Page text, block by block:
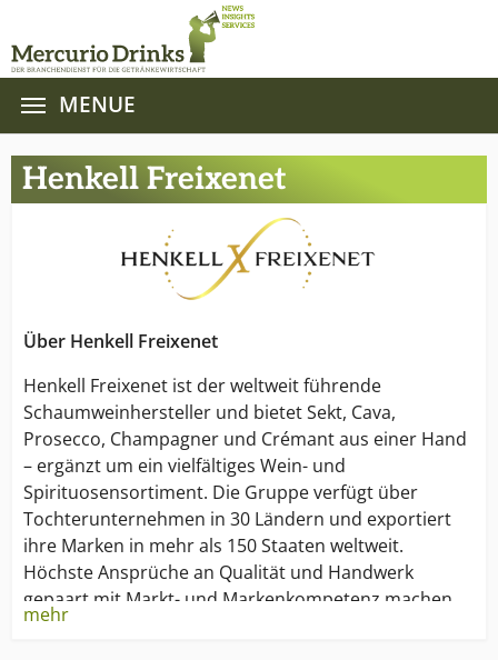
MENUE
Henkell Freixenet
Über Henkell Freixenet
Henkell Freixenet ist der weltweit führende
Schaumweinhersteller und bietet Sekt, Cava,
Prosecco, Champagner und Crémant aus einer Hand
– ergänzt um ein vielfältiges Wein- und
Spirituosensortiment. Die Gruppe verfügt über
Tochterunternehmen in 30 Ländern und exportiert
ihre Marken in mehr als 150 Staaten weltweit.
Höchste Ansprüche an Qualität und Handwerk
gepaart mit Markt- und Markenkompetenz machen
sie in zahlreichen Ländern zum Marktführer für Cava,
mehr